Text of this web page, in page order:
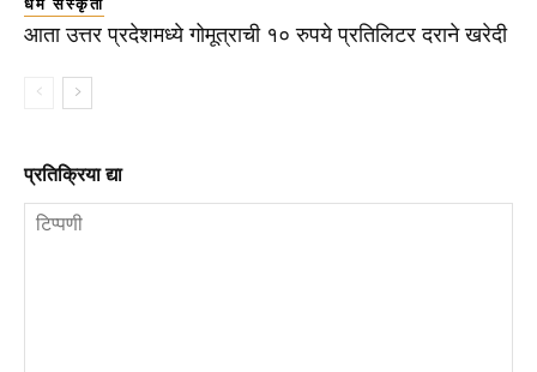
धर्म संस्कृती
आता उत्तर प्रदेशमध्ये गोमूत्राची १० रुपये प्रतिलिटर दराने खरेदी
प्रतिक्रिया द्या